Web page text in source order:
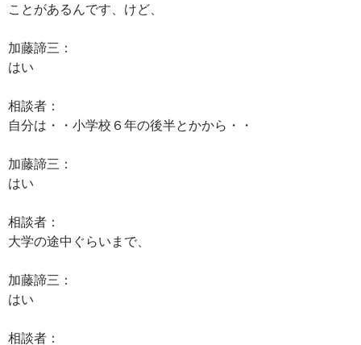
ことがあるんです、けど、
加藤諦三：
はい
相談者：
自分は・・小学校６年の後半とかから・・
加藤諦三：
はい
相談者：
大学の途中ぐらいまで、
加藤諦三：
はい
相談者：